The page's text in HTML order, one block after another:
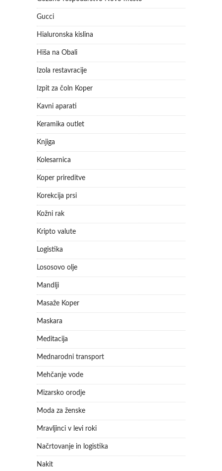
Gucci
Hialuronska kislina
Hiša na Obali
Izola restavracije
Izpit za čoln Koper
Kavni aparati
Keramika outlet
Knjiga
Kolesarnica
Koper prireditve
Korekcija prsi
Kožni rak
Kripto valute
Logistika
Lososovo olje
Mandlji
Masaže Koper
Maskara
Meditacija
Mednarodni transport
Mehčanje vode
Mizarsko orodje
Moda za ženske
Mravljinci v levi roki
Načrtovanje in logistika
Nakit